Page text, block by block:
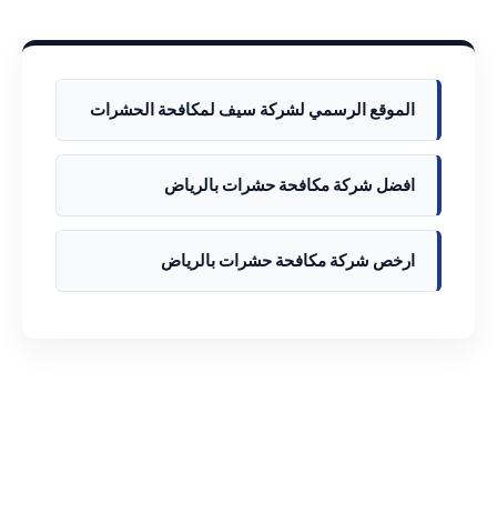
الموقع الرسمي لشركة سيف لمكافحة الحشرات
افضل شركة مكافحة حشرات بالرياض
ارخص شركة مكافحة حشرات بالرياض